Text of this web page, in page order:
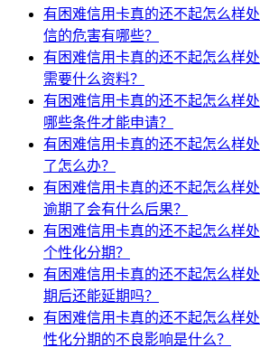
有困难信用卡真的还不起怎么样
信的危害有哪些？
有困难信用卡真的还不起怎么样
需要什么资料？
有困难信用卡真的还不起怎么样
哪些条件才能申请？
有困难信用卡真的还不起怎么样
了怎么办？
有困难信用卡真的还不起怎么样
逾期了会有什么后果？
有困难信用卡真的还不起怎么样
个性化分期？
有困难信用卡真的还不起怎么样
期后还能延期吗？
有困难信用卡真的还不起怎么样
性化分期的不良影响是什么？